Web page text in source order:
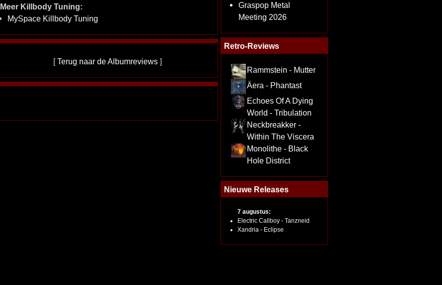
Meer Killbody Tuning:
MySpace Killbody Tuning
[Terug naar de Albumreviews ]
Graspop Metal
Meeting 2026
Retro-Reviews
Rammstein - Mutter
Äera - Phantast
Echoes Of A Dying
World - Tribulation
Neckbreakker -
Within The Viscera
Monolithe - Black
Hole District
Nieuwe Releases
7 augustus:
Electric Callboy - Tanzneid
Xandria - Eclipse